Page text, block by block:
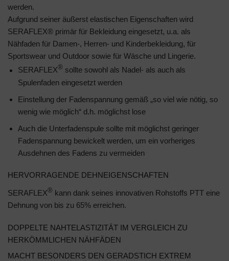
werden.
Aufgrund seiner äußerst elastischen Eigenschaften wird
SERAFLEX® primär für Bekleidung eingesetzt, u.a. als
Nähfaden für Damen-, Herren- und Kinderbekleidung, für
Sportswear und Outdoor sowie für Wäsche und Lingerie.
SERAFLEX® sollte sowohl als Nadel- als auch als
Spulenfaden eingesetzt werden
Einstellung der Fadenspannung gemäß „so viel wie nötig, so
wenig wie möglich“ d.h. möglichst lose
Auch die Unterfadenspule sollte mit möglichst geringer
Fadenspannung bewickelt werden, um ein vorheriges
Ausdehnen des Fadens zu vermeiden
HERVORRAGENDE DEHNEIGENSCHAFTEN
SERAFLEX® kann dank seines innovativen Rohstoffs PTT eine
Dehnung von bis zu 65% erreichen.
DOPPELTE NAHTELASTIZITÄT IM VERGLEICH ZU
HERKÖMMLICHEN NÄHFÄDEN
MACHT BESONDERS DEN GERADSTICH EXTREM